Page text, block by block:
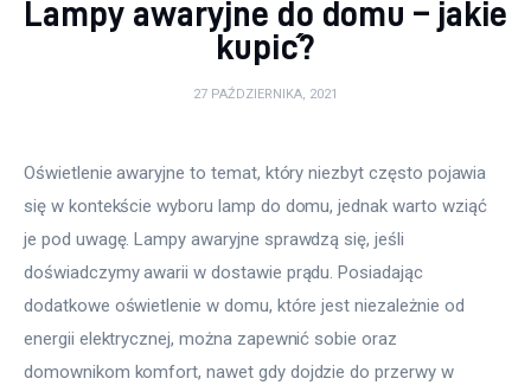
Remont
Salon
Sypialnia
Lampy awaryjne do domu – jakie
kupić?
27 PAŹDZIERNIKA, 2021
Oświetlenie awaryjne to temat, który niezbyt często pojawia
się w kontekście wyboru lamp do domu, jednak warto wziąć
je pod uwagę. Lampy awaryjne sprawdzą się, jeśli
doświadczymy awarii w dostawie prądu. Posiadając
dodatkowe oświetlenie w domu, które jest niezależnie od
energii elektrycznej, można zapewnić sobie oraz
domownikom komfort, nawet gdy dojdzie do przerwy w